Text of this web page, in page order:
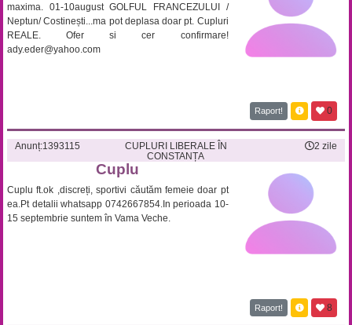
maxima. 01-10august GOLFUL FRANCEZULUI /
Neptun/ Costinești...ma pot deplasa doar pt. Cupluri
REALE. Ofer si cer confirmare!
ady.eder@yahoo.com
Raport! 0
Anunț:1393115
CUPLURI LIBERALE ÎN
CONSTANȚA
2 zile
Cuplu
Cuplu ft.ok ,discreți, sportivi căutăm femeie doar pt
ea.Pt detalii whatsapp 0742667854.In perioada 10-
15 septembrie suntem în Vama Veche.
Raport! 8